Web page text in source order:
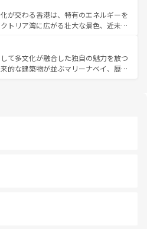
ンミー、ベトナムコーヒーなどは、ぜ
。どの地域を訪れてもあたたかい人々
れるので、きっと忘れられない旅にな
る。北部ではチェンマイなどの山岳地
、南部ではプーケットやクラビの美し
気分を楽しむことができる。タイ料理
中温暖で、どの季節にも異なる楽しみ
みやすいタイの人々、仏教を中心とし
な観光資源が、訪れる旅人を魅了し続
が交わる香港は、特有のエネルギーを
トリア湾に広がる壮大な景色、近未来
感動するはず。観光スポットが密集し
どころを回れるのも魅力。息をのむよ
な体験まで、香港を存分に楽しみ尽く
て多文化が融合した独自の魅力を放つ
的な建築物が並ぶマリーナベイ、歴史
元の風情を楽しめる外せないスポット